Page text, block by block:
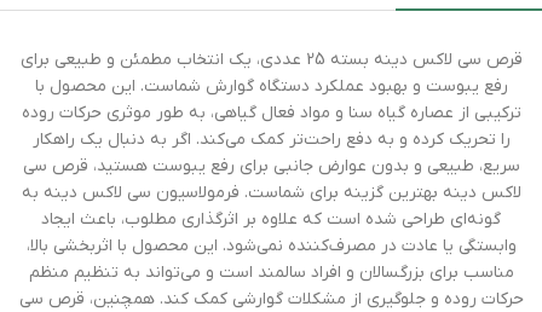
قرص سی لاکس دینه بسته 25 عددی، یک انتخاب مطمئن و طبیعی برای
رفع یبوست و بهبود عملکرد دستگاه گوارش شماست. این محصول با
ترکیبی از عصاره گیاه سنا و مواد فعال گیاهی، به طور موثری حرکات روده
را تحریک کرده و به دفع راحت‌تر کمک می‌کند. اگر به دنبال یک راهکار
سریع، طبیعی و بدون عوارض جانبی برای رفع یبوست هستید، قرص سی
لاکس دینه بهترین گزینه برای شماست. فرمولاسیون سی لاکس دینه به
گونه‌ای طراحی شده است که علاوه بر اثرگذاری مطلوب، باعث ایجاد
وابستگی یا عادت در مصرف‌کننده نمی‌شود. این محصول با اثربخشی بالا،
مناسب برای بزرگسالان و افراد سالمند است و می‌تواند به تنظیم منظم
حرکات روده و جلوگیری از مشکلات گوارشی کمک کند. همچنین، قرص سی